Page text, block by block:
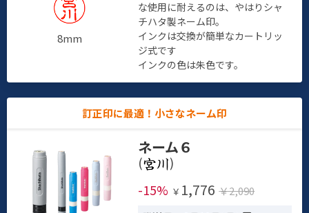
8mm
な使用に耐えるのは、やはりシャ
チハタ製ネーム印。
インクは交換が簡単なカートリッ
ジ式です
インクの色は朱色です。
訂正印に最適！小さなネーム印
ネーム６
(
)
-15% ￥ 1,776 ￥2,090